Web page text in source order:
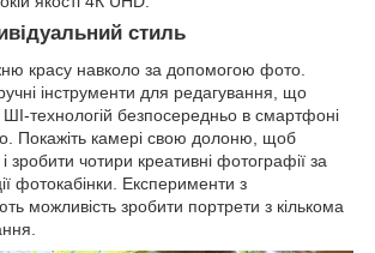
стиль
красу навколо за допомогою фото.
інструменти для редагування, що
технологій безпосередньо в смартфоні
Покажіть камері свою долоню, щоб
зробити чотири креативні фотографії за
фотокабінки. Експерименти з
можливість зробити портрети з кількома